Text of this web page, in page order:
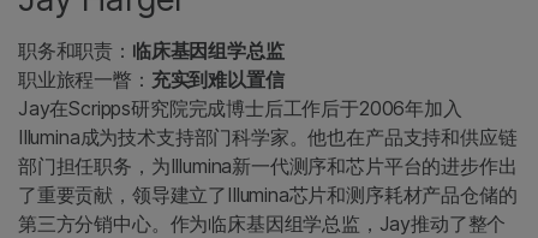
职务和职责： 临床基因组学总监
职业旅程一瞥： 充实到难以置信
Jay在Scripps研究院完成博士后工作后于2006年加入
Illumina成为技术支持部门科学家。他也在产品支持和供应链
部门担任职务，为Illumina新一代测序和芯片平台的进步作出
了重要贡献，领导建立了Illumina芯片和测序耗材产品仓储的
第三方分销中心。作为临床基因组学总监，Jay推动了整个